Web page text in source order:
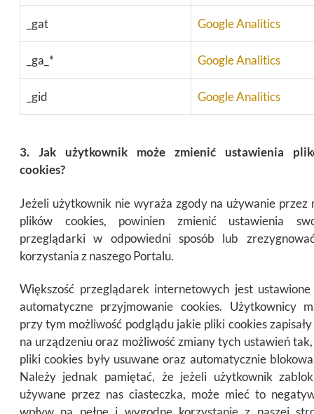
_gat Google Analitics
_ga_* Google Analitics
_gid Google Analitics
3. Jak użytkownik może zmienić ustawienia
cookies?
Jeżeli użytkownik nie wyraża zgody na używanie przez
plików cookies, powinien zmienić ustawienia
przeglądarki w odpowiedni sposób lub
korzystania z naszego Portalu.
Większość przeglądarek internetowych jest
automatyczne przyjmowanie cookies. Użytkownicy
przy tym możliwość podglądu jakie pliki cookies zapisały
na urządzeniu oraz możliwość zmiany tych ustawień
pliki cookies były usuwane oraz automatycznie
Należy jednak pamiętać, że jeżeli użytkownik
używane przez nas ciasteczka, może mieć to